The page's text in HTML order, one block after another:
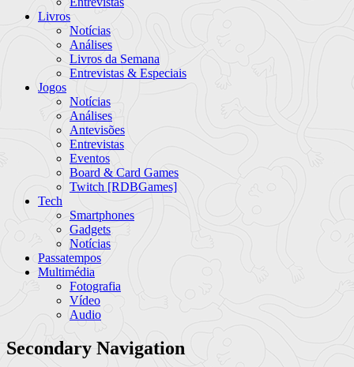
Livros
Notícias
Análises
Livros da Semana
Entrevistas & Especiais
Jogos
Notícias
Análises
Antevisões
Entrevistas
Eventos
Board & Card Games
Twitch [RDBGames]
Tech
Smartphones
Gadgets
Notícias
Passatempos
Multimédia
Fotografia
Vídeo
Audio
Secondary Navigation